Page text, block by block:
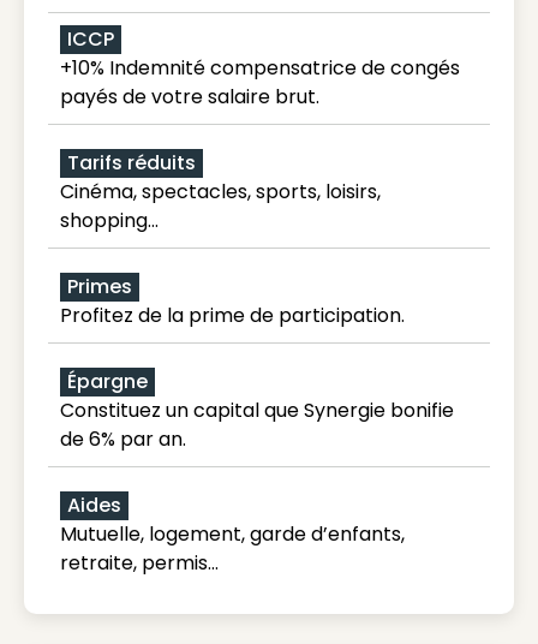
ICCP
+10% Indemnité compensatrice de congés
payés de votre salaire brut.
Tarifs réduits
Cinéma, spectacles, sports, loisirs,
shopping...
Primes
Profitez de la prime de participation.
Épargne
Constituez un capital que Synergie bonifie
de 6% par an.
Aides
Mutuelle, logement, garde d’enfants,
retraite, permis…